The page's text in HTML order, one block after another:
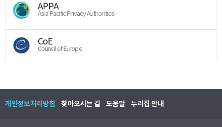
APPA
Asia Pacific Privacy Authorities
CoE
Council of Europe
개인정보처리방침 찾아오시는 길 도움말 누리집 안내